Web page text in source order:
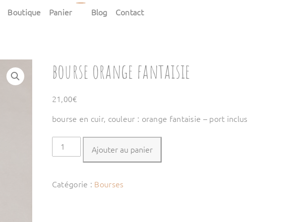
Boutique Panier Blog Contact
bourse orange fantaisie
21,00€
bourse en cuir, couleur : orange fantaisie – port inclus
quantité
de
fantaisie
Ajouter au panier
Catégorie : Bourses